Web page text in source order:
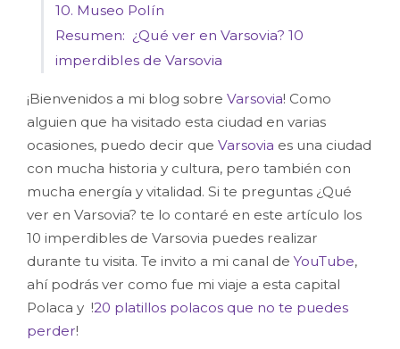
10. Museo Polín
Resumen: ¿Qué ver en Varsovia? 10
imperdibles de Varsovia
¡Bienvenidos a mi blog sobre Varsovia! Como
alguien que ha visitado esta ciudad en varias
ocasiones, puedo decir que Varsovia es una ciudad
con mucha historia y cultura, pero también con
mucha energía y vitalidad. Si te preguntas ¿Qué
ver en Varsovia? te lo contaré en este artículo los
10 imperdibles de Varsovia puedes realizar
durante tu visita. Te invito a mi canal de YouTube,
ahí podrás ver como fue mi viaje a esta capital
Polaca y !20 platillos polacos que no te puedes
perder!